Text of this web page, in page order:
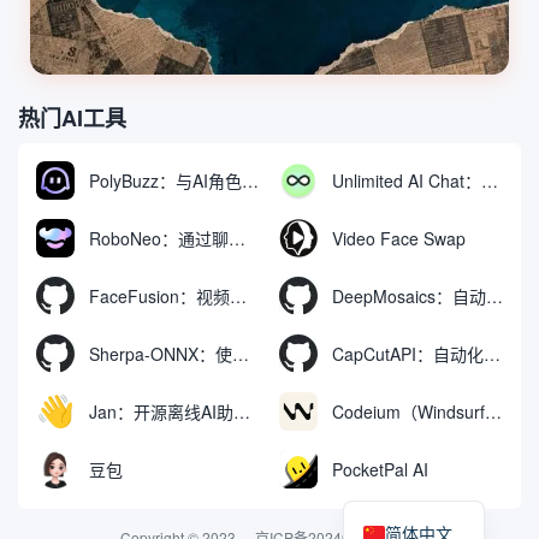
热门AI工具
PolyBuzz：与AI角色互动的免费聊天与角色扮演平台 Unlimited AI Chat：免费无限制的AI聊天工具
RoboNeo：通过聊天生成和编辑视频与图像的AI工具 Video Face Swap
FaceFusion：视频换脸增强工具|语音同步视频嘴型动作 DeepMosaics：自动去除图像和视频中的马赛克，或向其添加马赛克
Sherpa-ONNX：使用ONNXRuntime实现离线语音识别和合成 CapCutAPI：自动化控制CapCut视频剪辑的开源工具
Jan：开源离线AI助手，ChatGPT 替代品，运行本地AI模型或连接云端AI Codeium（Windsurf Editor）：免费的AI代码补全与聊天工具，Windsurf以对话方式编写完整项目代码
豆包 PocketPal AI
简体中文